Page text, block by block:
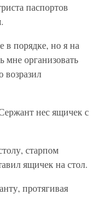
паспортов
порядке, но я на
мне организовать
нес ящичек с
старпом
ящичек на стол.
протягивая